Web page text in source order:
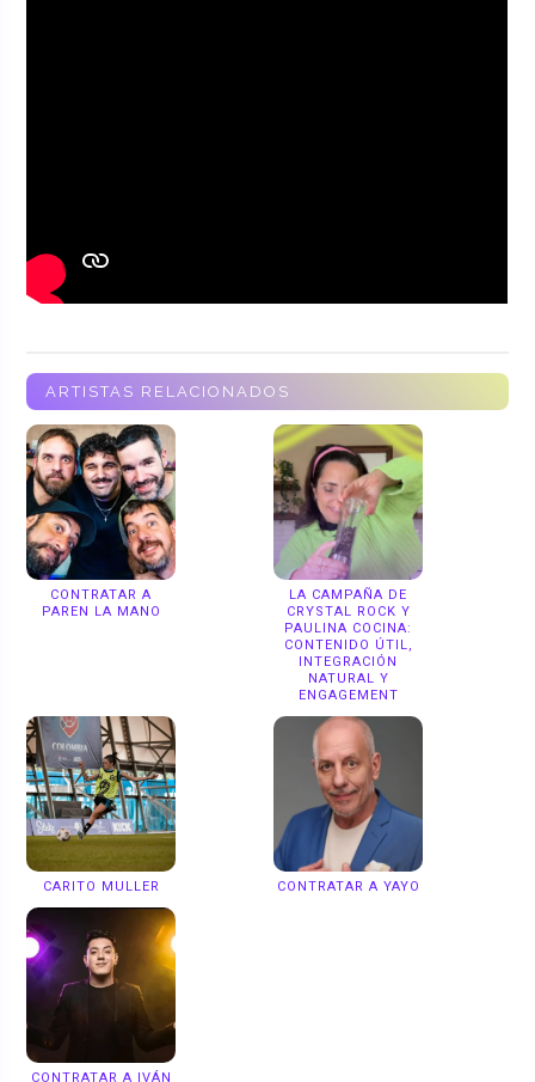
ARTISTAS RELACIONADOS
CONTRATAR A
PAREN LA MANO
LA CAMPAÑA DE
CRYSTAL ROCK Y
PAULINA COCINA:
CONTENIDO ÚTIL,
INTEGRACIÓN
NATURAL Y
ENGAGEMENT
CARITO MULLER CONTRATAR A YAYO
CONTRATAR A IVÁN